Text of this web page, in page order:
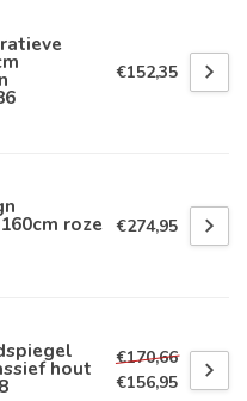
€152,35
roze €274,95
hout
€170,66
€156,95